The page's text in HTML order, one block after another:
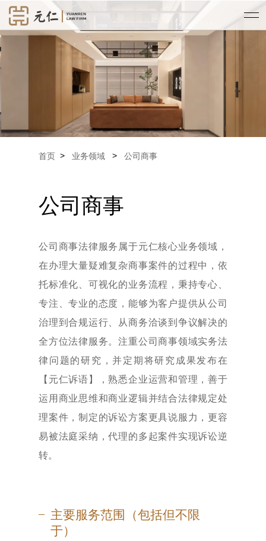
首页 > 业务领域 > 公司商事
公司商事
公司商事法律服务属于元仁核心业务领域，
在办理大量疑难复杂商事案件的过程中，依
托标准化、可视化的业务流程，秉持专心、
专注、专业的态度，能够为客户提供从公司
治理到合规运行、从商务洽谈到争议解决的
全方位法律服务。注重公司商事领域实务法
律问题的研究，并定期将研究成果发布在
【元仁诉语】，熟悉企业运营和管理，善于
运用商业思维和商业逻辑并结合法律规定处
理案件，制定的诉讼方案更具说服力，更容
易被法庭采纳，代理的多起案件实现诉讼逆
转。
主要服务范围（包括但不限
于）